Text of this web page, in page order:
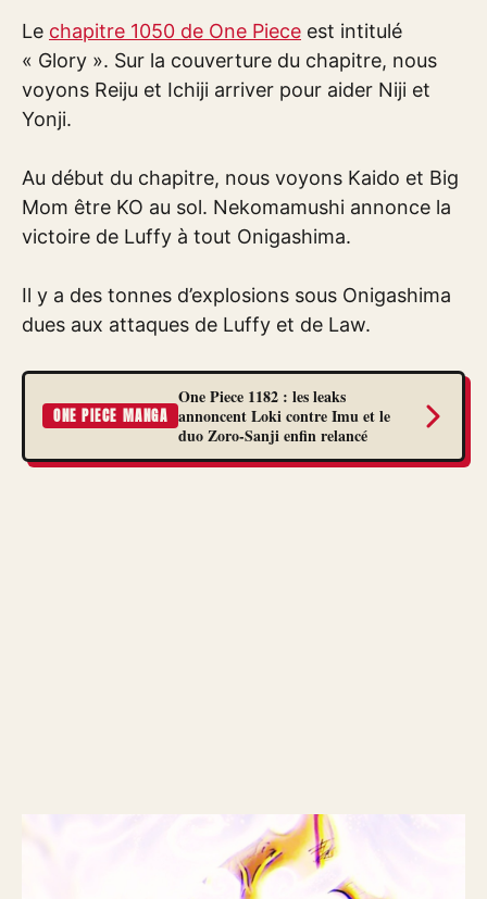
Le chapitre 1050 de One Piece est intitulé
« Glory ». Sur la couverture du chapitre, nous
voyons Reiju et Ichiji arriver pour aider Niji et
Yonji.
Au début du chapitre, nous voyons Kaido et Big
Mom être KO au sol. Nekomamushi annonce la
victoire de Luffy à tout Onigashima.
Il y a des tonnes d’explosions sous Onigashima
dues aux attaques de Luffy et de Law.
ONE PIECE MANGA
One Piece 1182 : les leaks
annoncent Loki contre Imu et le
duo Zoro-Sanji enfin relancé